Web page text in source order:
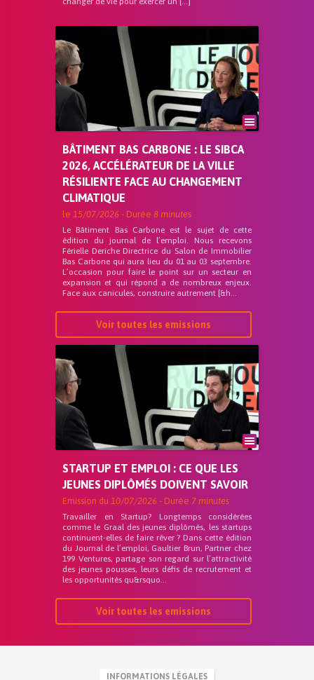
BÂTIMENT BAS CARBONE : LE SIBCA
2026, ACCÉLÉRATEUR DE LA VILLE
RÉSILIENTE FACE AU CHANGEMENT
CLIMATIQUE
le 15/07/2026 - Durée 8 minutes
Le Bâtiment Bas Carbone est le sujet de cette
édition du journal de l’emploi. Nous recevons
Férielle Deriche Directrice du Salon de Immobilier
Bas Carbone qui aura lieu du 01 au 03 septembre.
L’occasion pour faire le point sur un secteur en
expansion et qui répond a de nombreux enjeux.
Face aux canicules, construire autrement [&h...
Voir toutes les emissions
STARTUP ET EMPLOI : CE QUE LES
JEUNES DIPLÔMÉS DOIVENT SAVOIR
Emission du 10/07/2026 - Durée 7 minutes
Travailler en Startup? Longtemps considérées
comme le Graal des jeunes diplômés, les startups
continuent-elles de faire rêver ? Dans cette édition
du Journal de l’emploi, Gaultier Brun, Partner chez
199 Ventures, partage son regard sur l’attractivité
des jeunes pousses, leurs défis de recrutement et
les opportunités qu&rsquo...
Voir toutes les emissions
INFORMATIONS LÉGALES